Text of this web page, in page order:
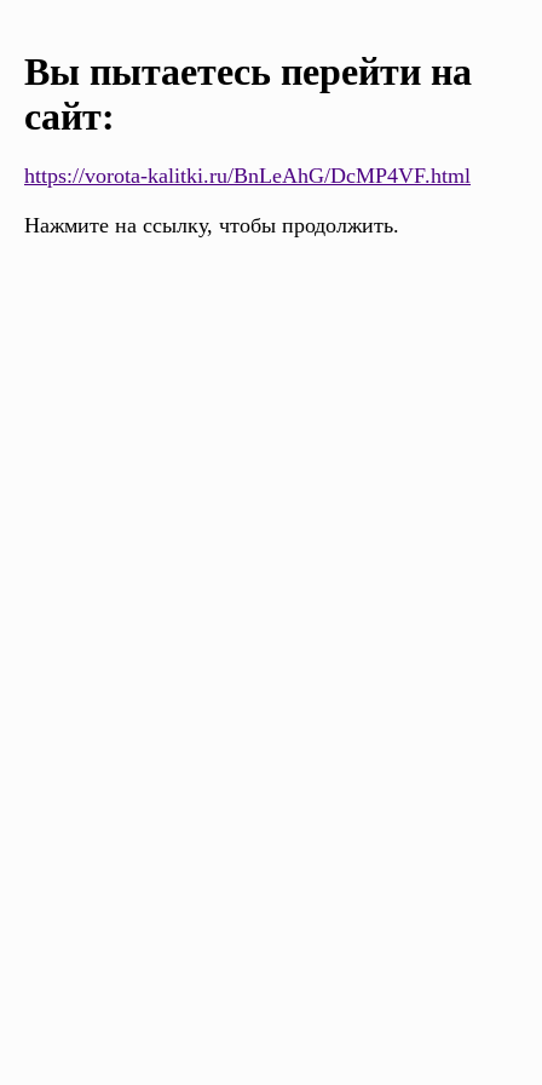
Вы пытаетесь перейти на
сайт:
https://vorota-kalitki.ru/BnLeAhG/DcMP4VF.html
Нажмите на ссылку, чтобы продолжить.